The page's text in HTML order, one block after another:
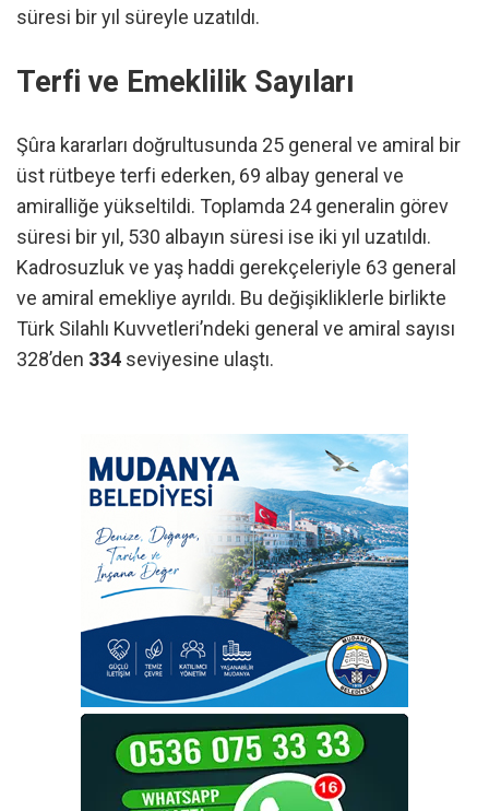
süresi bir yıl süreyle uzatıldı.
Terfi ve Emeklilik Sayıları
Şûra kararları doğrultusunda 25 general ve amiral bir
üst rütbeye terfi ederken, 69 albay general ve
amiralliğe yükseltildi. Toplamda 24 generalin görev
süresi bir yıl, 530 albayın süresi ise iki yıl uzatıldı.
Kadrosuzluk ve yaş haddi gerekçeleriyle 63 general
ve amiral emekliye ayrıldı. Bu değişikliklerle birlikte
Türk Silahlı Kuvvetleri’ndeki general ve amiral sayısı
328’den 334 seviyesine ulaştı.